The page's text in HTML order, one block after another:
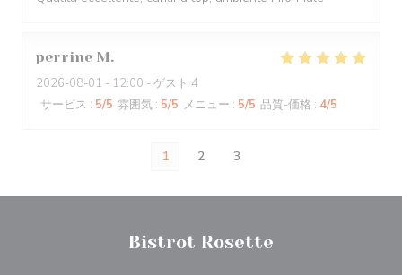
perrine M
2026-08-01 - 12:00 - ゲスト 4
サービス : 5/5 雰囲気 : 5/5 メニュー : 5/5 品質-価格 : 4/5
1 2 3
Bistrot Rosette